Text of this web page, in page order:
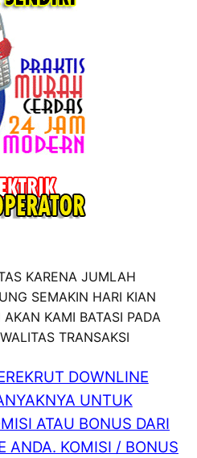
KARENA JUMLAH
SEMAKIN HARI KIAN
KAMI BATASI PADA
TRANSAKSI
DOWNLINE
UNTUK
ATAU BONUS DARI
ANDA. KOMISI / BONUS